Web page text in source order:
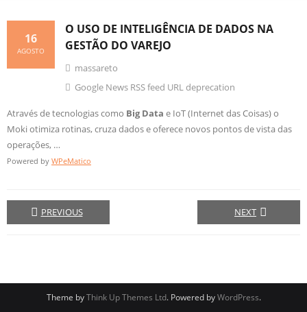
O USO DE INTELIGÊNCIA DE DADOS NA
GESTÃO DO VAREJO
16
AGOSTO
massareto
Google News RSS feed URL deprecation
Através de tecnologias como Big Data e IoT (Internet das Coisas) o
Moki otimiza rotinas, cruza dados e oferece novos pontos de vista das
operações, …
Powered by WPeMatico
PREVIOUS NEXT
Theme byThink Up Themes Ltd. Powered byWordPress.